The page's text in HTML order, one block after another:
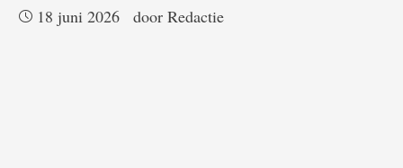
18 juni 2026
door Redactie